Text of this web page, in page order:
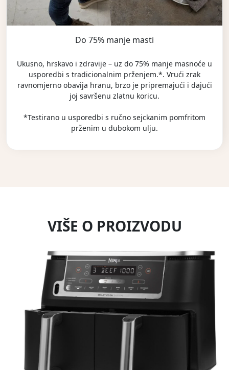
Do 75% manje masti
Ukusno, hrskavo i zdravije – uz do 75% manje masnoće u
usporedbi s tradicionalnim prženjem.*. Vrući zrak
ravnomjerno obavija hranu, brzo je pripremajući i dajući
joj savršenu zlatnu koricu.
*Testirano u usporedbi s ručno sejckanim pomfritom
prženim u dubokom ulju.
VIŠE O PROIZVODU